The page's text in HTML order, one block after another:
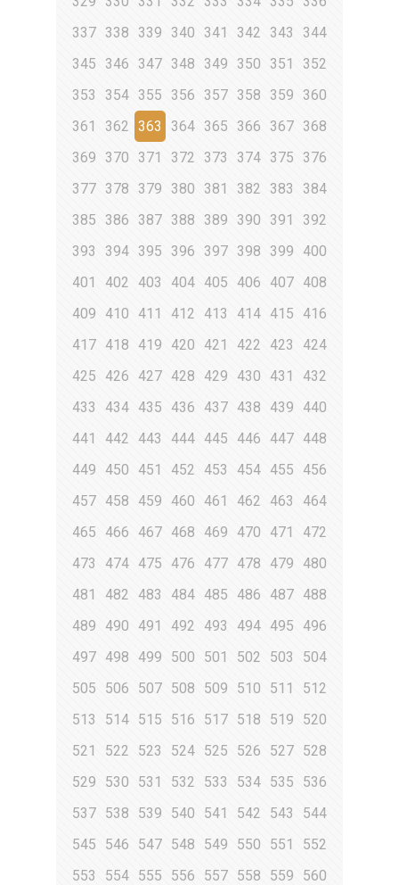
337 338 339 340 341 342 343
344
345
346 347 348 349 350 351
352
353
354 355 356 357 358 359 360
361
362 363 364 365 366 367 368
369
370 371 372 373 374 375 376
377 378 379 380 381 382 383
384
385
386 387 388 389 390 391
392
393
394 395 396 397 398 399
400
401
402 403 404 405 406 407 408
409
410 411 412 413 414 415
416
417 418 419 420 421 422 423
424
425
426 427 428 429 430 431
432
433
434 435 436 437 438 439
440
441
442 443 444 445 446 447 448
449
450 451 452 453 454 455
456
457 458 459 460 461 462 463
464
465
466 467 468 469 470 471
472
473
474 475 476 477 478 479
480
481
482 483 484 485 486 487 488
489
490 491 492 493 494 495
496
497 498 499 500 501 502 503
504
505
506 507 508 509 510 511
512
513
514 515 516 517 518 519
520
521
522 523 524 525 526 527 528
529
530 531 532 533 534 535
536
537 538 539 540 541 542 543
544
545
546 547 548 549 550 551
552
553
554 555 556 557 558 559
560